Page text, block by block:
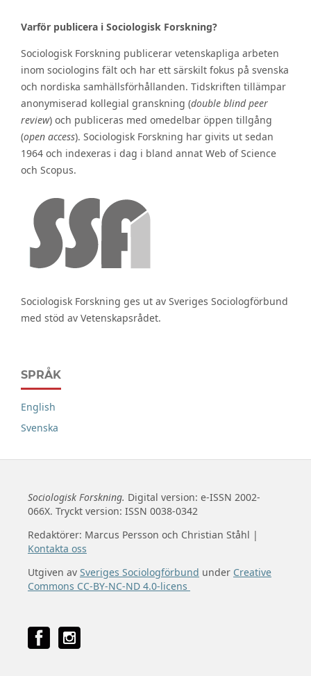
Varför publicera i Sociologisk Forskning?
Sociologisk Forskning publicerar vetenskapliga arbeten
inom sociologins fält och har ett särskilt fokus på svenska
och nordiska samhällsförhållanden. Tidskriften tillämpar
anonymiserad kollegial granskning (double blind peer
review) och publiceras med omedelbar öppen tillgång
(open access). Sociologisk Forskning har givits ut sedan
1964 och indexeras i dag i bland annat Web of Science
och Scopus.
Sociologisk Forskning ges ut av Sveriges Sociologförbund
med stöd av Vetenskapsrådet.
SPRÅK
English
Svenska
Sociologisk Forskning. Digital version: e-ISSN 2002-
066X. Tryckt version: ISSN 0038-0342
Redaktörer: Marcus Persson och Christian Ståhl |
Kontakta oss
Utgiven av Sveriges Sociologförbund under Creative
Commons CC-BY-NC-ND 4.0-licens